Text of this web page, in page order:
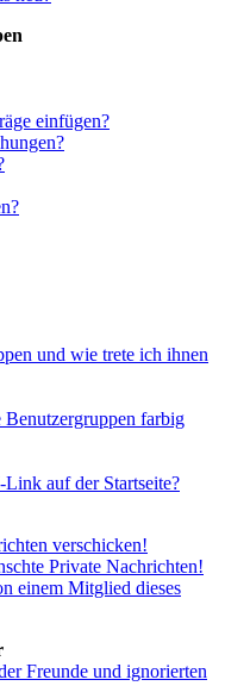
einfügen?
und wie trete ich ihnen
Benutzergruppen farbig
Link auf der Startseite?
verschicken!
Private Nachrichten!
einem Mitglied dieses
Freunde und ignorierten